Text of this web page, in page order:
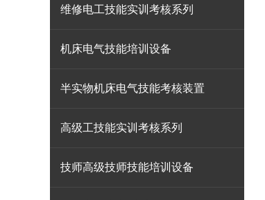
维修电工技能实训考核系列
机床电气技能培训设备
半实物机床电气技能考核装置
高级工技能实训考核系列
技师高级技师技能培训设备